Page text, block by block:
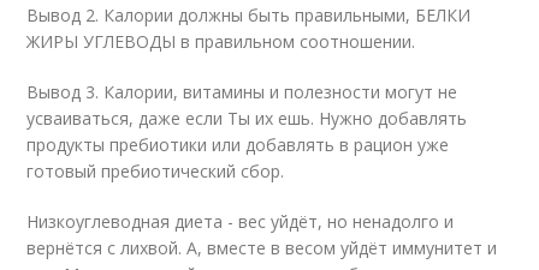
Вывод 2. Калории должны быть правильными, БЕЛКИ
ЖИРЫ УГЛЕВОДЫ в правильном соотношении. ⠀
Вывод 3. Калории, витамины и полезности могут не
усваиваться, даже если Ты их ешь. Нужно добавлять
продукты пребиотики или добавлять в рацион уже
готовый пребиотический сбор. ⠀
Низкоуглеводная диета - вес уйдёт, но ненадолго и
вернётся с лихвой. А, вместе в весом уйдёт иммунитет и